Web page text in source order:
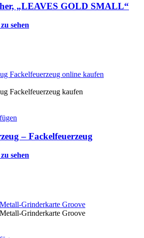
„LEAVES GOLD SMALL“
sehen
– Fackelfeuerzeug
sehen